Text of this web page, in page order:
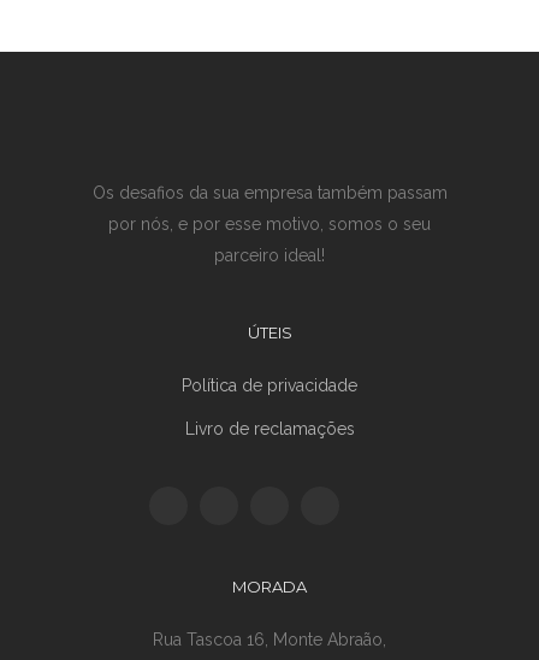
Os desafios da sua empresa também passam
por nós, e por esse motivo, somos o seu
parceiro ideal!
ÚTEIS
Política de privacidade
Livro de reclamações
MORADA
Rua Tascoa 16, Monte Abraão,